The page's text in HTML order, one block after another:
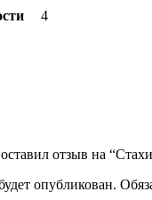
4
отзыв на
опубликован.